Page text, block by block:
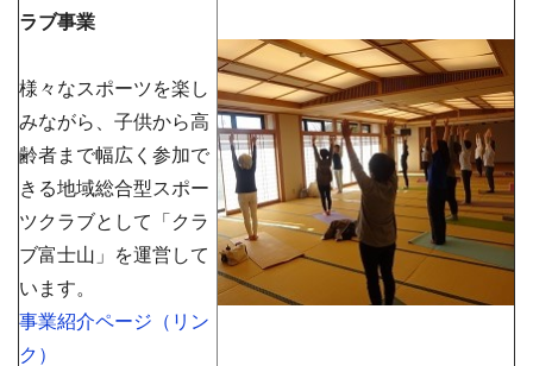
ラブ事業
様々なスポーツを楽し
みながら、子供から高
齢者まで幅広く参加で
きる地域総合型スポー
ツクラブとして「クラ
ブ富士山」を運営して
います。
事業紹介ページ（リン
ク）